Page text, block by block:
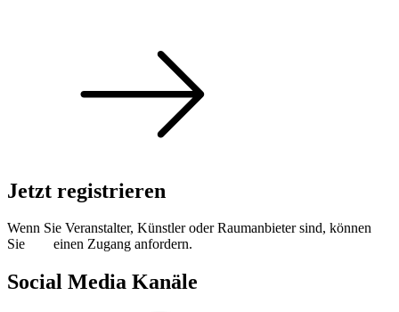
Jetzt registrieren
Wenn Sie Veranstalter, Künstler oder Raumanbieter sind, können
Sie
einen Zugang anfordern.
Social Media Kanäle